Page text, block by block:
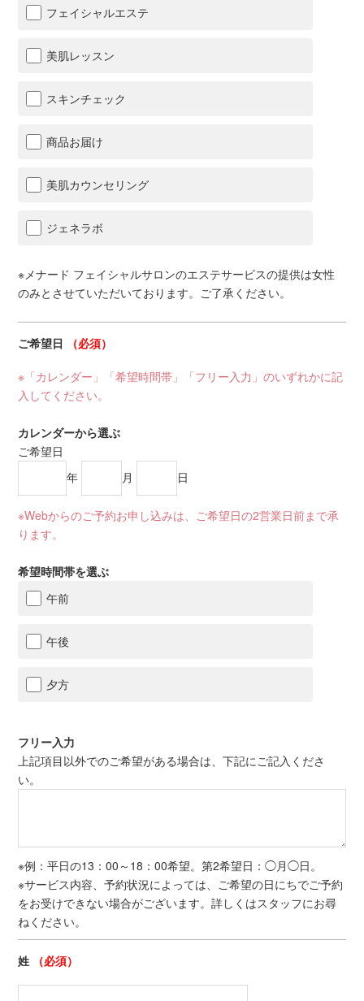
フェイシャルエステ
美肌レッスン
スキンチェック
商品お届け
美肌カウンセリング
ジェネラボ
※メナード フェイシャルサロンのエステサービスの提供は女性
のみとさせていただいております。ご了承ください。
ご希望日 （必須）
※「カレンダー」「希望時間帯」「フリー入力」のいずれかに記
入してください。
カレンダーから選ぶ
ご希望日
年
月 日
※Webからのご予約お申し込みは、ご希望日の2営業日前まで承
ります。
希望時間帯を選ぶ
午前
午後
夕方
フリー入力
上記項目以外でのご希望がある場合は、下記にご記入くださ
い。
※例：平日の13：00～18：00希望。第2希望日：◯月◯日。
※サービス内容、予約状況によっては、ご希望の日にちでご予約
をお受けできない場合がございます。詳しくはスタッフにお尋
ねください。
姓 （必須）